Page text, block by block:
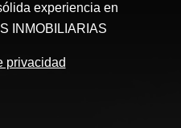
experiencia en
INMOBILIARIAS
privacidad